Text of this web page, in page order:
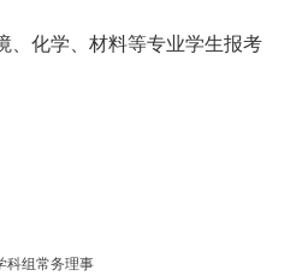
、化学、材料等专业学生报考
科组常务理事